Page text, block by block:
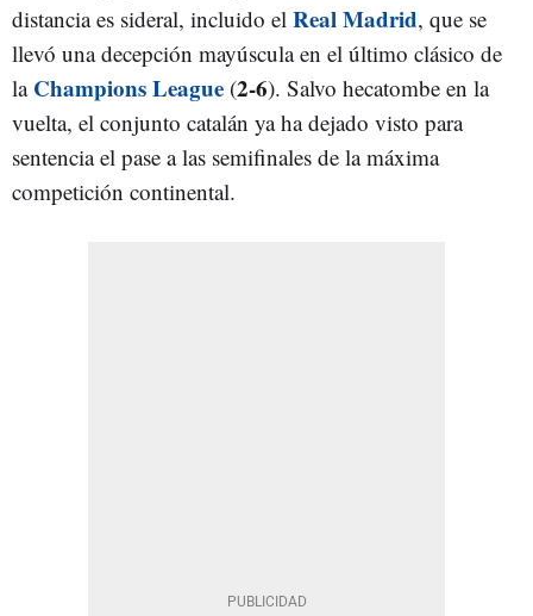
distancia es sideral, incluido el Real Madrid, que se
llevó una decepción mayúscula en el último clásico de
la Champions League (2-6). Salvo hecatombe en la
vuelta, el conjunto catalán ya ha dejado visto para
sentencia el pase a las semifinales de la máxima
competición continental.